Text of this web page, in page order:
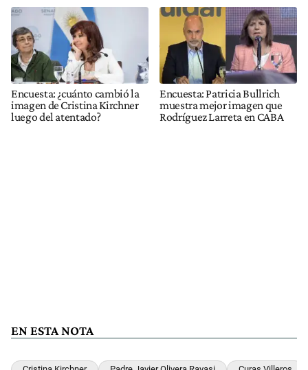
Encuesta: ¿cuánto cambió la
imagen de Cristina Kirchner
luego del atentado?
Encuesta: Patricia Bullrich
muestra mejor imagen que
Rodríguez Larreta en CABA
EN ESTA NOTA